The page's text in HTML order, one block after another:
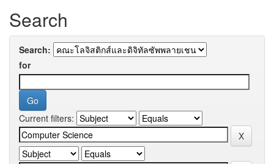
Search
Search:
for
Current filters: